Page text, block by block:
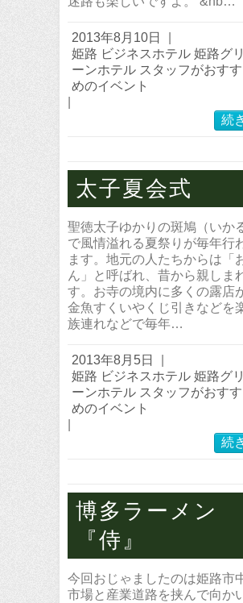
2013年8月10日
姫路 ビジネスホテル 姫路グリ
ーンホテル スタッフがおすす
めのイベント
続
太子夏会式
聖徳太子ゆかりの斑鳩（いか
で風情溢れる夏祭りが毎年行
ます。地元の人たちからは「
ん」と呼ばれ、昔から親しま
す。お寺の境内に多くの露店
金魚すくいやくじ引きなどを
族連れなどで毎年…
2013年8月5日
姫路 ビジネスホテル 姫路グリ
ーンホテル スタッフがおすす
めのイベント
続
博多ラーメン
『侍』
今回おじゃましたのは姫路市
市場と産業道路を挟んで向か